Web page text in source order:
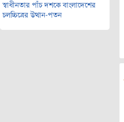
স্বাধীনতার পাঁচ দশকে বাংলাদেশের
চলচ্চিত্রের উত্থান-পতন